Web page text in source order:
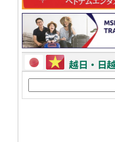
越日・日